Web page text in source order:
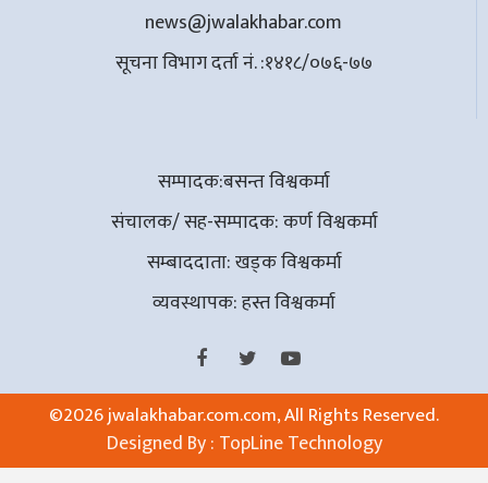
news@jwalakhabar.com
सूचना विभाग दर्ता नं. :१४१८/०७६-७७
सम्पादक:बसन्त विश्वकर्मा
संचालक/ सह-सम्पादक: कर्ण विश्वकर्मा
सम्बाददाता: खड्क विश्वकर्मा
व्यवस्थापक: हस्त विश्वकर्मा
©2026 jwalakhabar.com.com, All Rights Reserved.
Designed By : TopLine Technology